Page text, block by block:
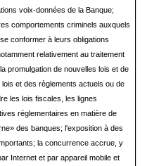
voix-données de la Banque;
comportements criminels auxquels
conformer à leurs obligations
relativement au traitement
promulgation de nouvelles lois et de
et des règlements actuels ou de
les lois fiscales, les lignes
réglementaires en matière de
des banques; l'exposition à des
la concurrence accrue, y
Internet et par appareil mobile et